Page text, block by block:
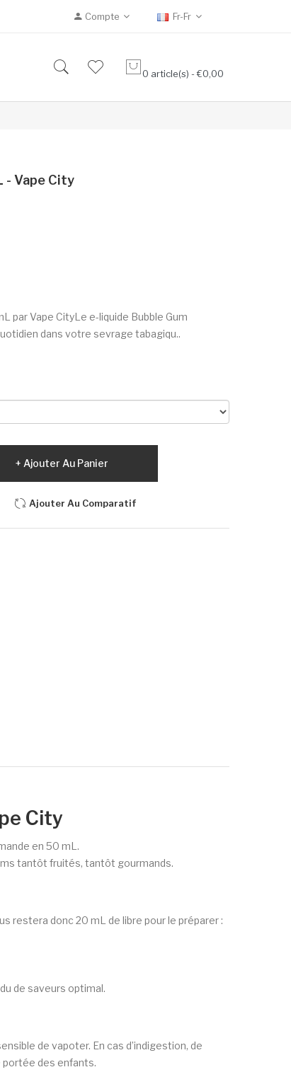
Compte Fr-Fr
0 article(s) - €0,00
- Vape City
par Vape CityLe e-liquide Bubble Gum
dans votre sevrage tabagiqu..
Ajouter Au Panier
Ajouter Au Comparatif
City
en 50 mL.
tantôt fruités, tantôt gourmands.
restera donc 20 mL de libre pour le préparer :
de saveurs optimal.
de vapoter. En cas d’indigestion, de
des enfants.